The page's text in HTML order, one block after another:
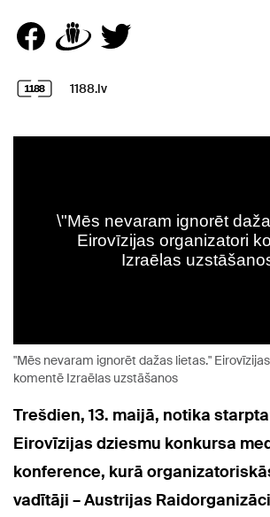
1188.lv
"Mēs nevaram ignorēt dažas lietas."
komentē Izraēlas uzstāšanos
Trešdien, 13. maijā, notika
Eirovīzijas dziesmu konkursa
konference, kurā
vadītāji – Austrijas